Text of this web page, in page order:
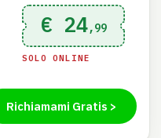
€ 24,99
SOLO ONLINE
Richiamami Gratis >